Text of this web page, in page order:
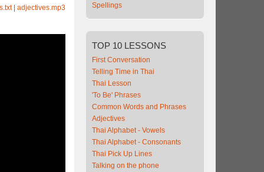
| adjectives.mp3
Spellings
TOP 10 LESSONS
First Conversation
Telling Time in Thai
Thai Lesson
'To Be' Phrases
Common Words and Phrases
Adjectives
Thai Alphabet - Vowels
Thai Alphabet - Consonants
Thai Pick Up Lines
Talking on the phone